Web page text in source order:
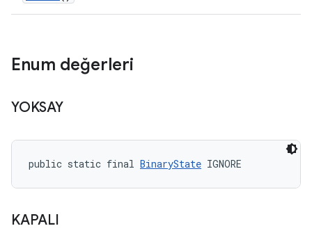
Enum değerleri
YOKSAY
public static final BinaryState IGNORE
KAPALI